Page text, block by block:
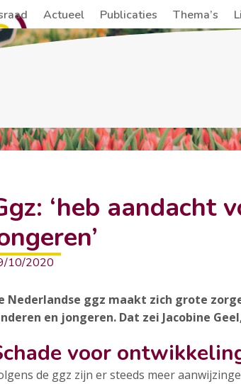
Actueel Publicaties Thema’s
‘heb aandacht
10/2020
Nederlandse ggz maakt zich grote
en jongeren. Dat zei Jacobine
voor
de ggz zijn er steeds meer